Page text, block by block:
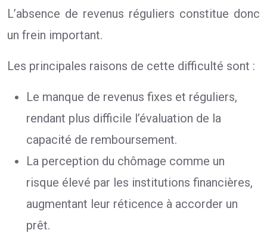
L’absence de revenus réguliers constitue donc
un frein important.
Les principales raisons de cette difficulté sont :
Le manque de revenus fixes et réguliers,
rendant plus difficile l’évaluation de la
capacité de remboursement.
La perception du chômage comme un
risque élevé par les institutions financières,
augmentant leur réticence à accorder un
prêt.